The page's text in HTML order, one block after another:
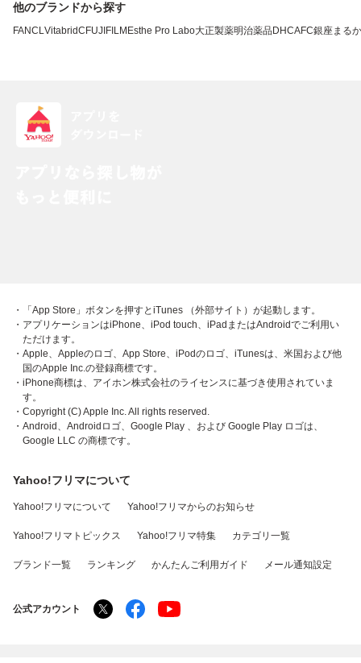
他のブランドから探す
FANCLVitabridC FUJIFILM Esthe Pro Labo大正製薬明治薬品DHCAFC銀座まる
・「App Store」ボタンを押すとiTunes （外部サイト）が起動します。
・アプリケーションはiPhone、iPod touch、iPadまたはAndroidでご利用い
ただけます。
・Apple、Appleのロゴ、App Store、iPodのロゴ、iTunesは、米国および他
国のApple Inc.の登録商標です。
・iPhone商標は、アイホン株式会社のライセンスに基づき使用されていま
す。
・Copyright (C) Apple Inc. All rights reserved.
・Android、Androidロゴ、Google Play 、および Google Play ロゴは、
Google LLC の商標です。
Yahoo!フリマについて
Yahoo!フリマについて Yahoo!フリマからのお知らせ
Yahoo!フリマトピックス Yahoo!フリマ特集 カテゴリ一覧
ブランド一覧 ランキング かんたんご利用ガイド メール通知設定
公式アカウント